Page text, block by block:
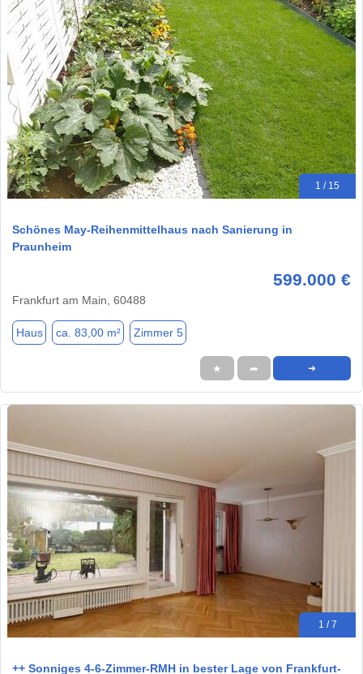
1 / 15
Schönes May-Reihenmittelhaus nach Sanierung in
Praunheim
599.000 €
Frankfurt am Main, 60488
Haus ca. 83,00 m² Zimmer 5
★ ➦ ➜
1 / 7
++ Sonniges 4-6-Zimmer-RMH in bester Lage von Frankfurt-